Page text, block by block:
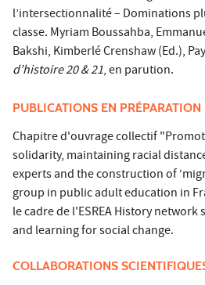
l’intersectionnalité – Dominations
classe. Myriam Boussahba,
Bakshi, Kimberlé Crenshaw (Ed.),
d’histoire 20 & 21, en parution.
PUBLICATIONS EN PRÉPARATION
Chapitre d'ouvrage collectif
solidarity, maintaining racial
experts and the construction of
group in public adult education in
le cadre de l'ESREA History
and learning for social change.
COLLABORATIONS